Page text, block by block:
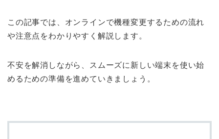
この記事では、オンラインで機種変更するための流れ
や注意点をわかりやすく解説します。
不安を解消しながら、スムーズに新しい端末を使い始
めるための準備を進めていきましょう。